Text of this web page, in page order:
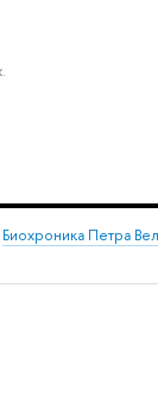
Биохроника Петра